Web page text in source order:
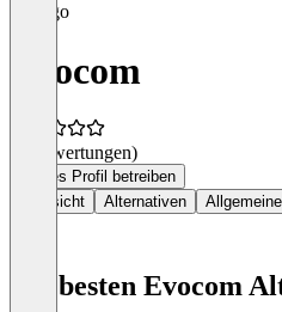
Evocom
(0 Bewertungen)
Dieses Profil betreiben
Übersicht
Alternativen
Die besten Evocom